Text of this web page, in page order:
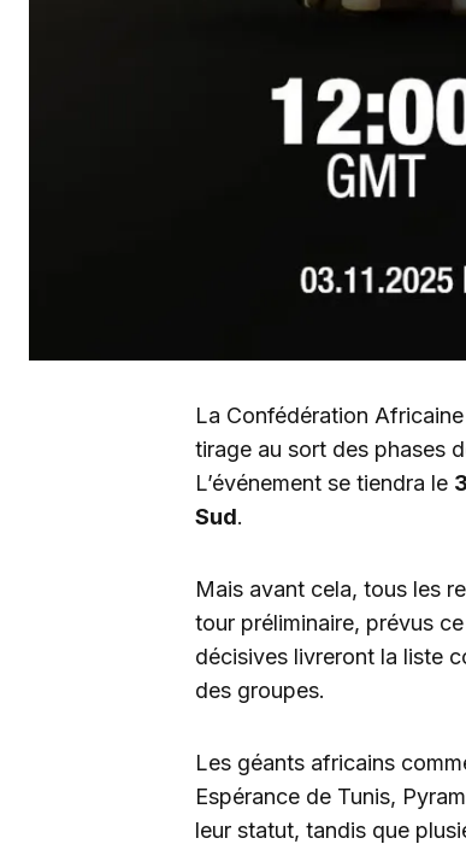
La Confédération
tirage au sort des phases
L’événement se tiendra le
Sud.
Mais avant cela, tous les
tour préliminaire, prévus
décisives livreront la liste
des groupes.
Les géants africains
Espérance de Tunis,
leur statut, tandis que